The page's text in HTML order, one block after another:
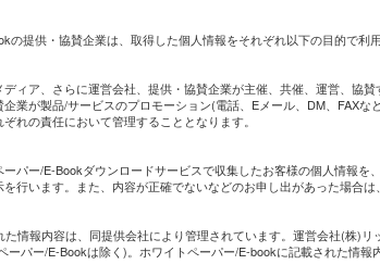
の提供・協賛企業は、取得した個人情報をそれぞれ以下の目的で利
ィア、さらに運営会社、提供・協賛企業が主催、共催、運営、協
業が製品/サービスのプロモーション(電話、Eメール、DM、FAX
れの責任において管理することとなります。
パー/E-Bookダウンロードサービスで収集したお客様の個人情報を
行います。また、内容が正確でないなどのお申し出があった場合
情報内容は、同提供会社により管理されています。運営会社(株)
ーパー/E-Bookは除く)。ホワイトペーパー/E-bookに記載された情